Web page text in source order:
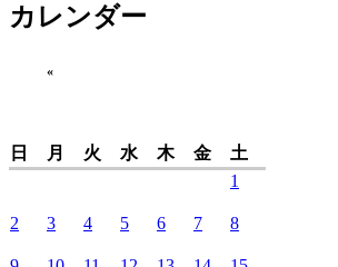
11
14
15
カレンダー
«
日 月 火 水 木 金
土
1
2 3 4 5 6 7 8